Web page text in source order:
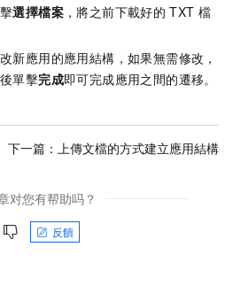
選擇檔案 ，將之前下載好的 TXT 檔
新應用的應用結構，如果無需修改，
單擊完成即可完成應用之間的遷移。
下一篇： 上傳文檔的方式建立應用結構
对您有帮助吗？
反饋